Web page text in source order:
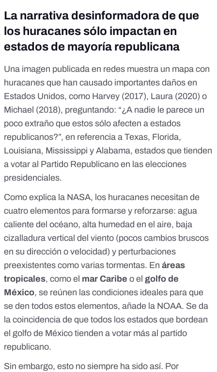
La narrativa desinformadora de que
los huracanes sólo impactan en
estados de mayoría republicana
Una imagen publicada en redes muestra un mapa con
huracanes que han causado importantes daños en
Estados Unidos, como Harvey (2017), Laura (2020) o
Michael (2018), preguntando: “¿A nadie le parece un
poco extraño que estos sólo afecten a estados
republicanos?”, en referencia a Texas, Florida,
Louisiana, Mississippi y Alabama, estados que tienden
a votar al Partido Republicano en las elecciones
presidenciales.
Como explica la NASA, los huracanes necesitan de
cuatro elementos para formarse y reforzarse: agua
caliente del océano, alta humedad en el aire, baja
cizalladura vertical del viento (pocos cambios bruscos
en su dirección o velocidad) y perturbaciones
preexistentes como varias tormentas. En áreas
tropicales, como el mar Caribe o el golfo de
México, se reúnen las condiciones ideales para que
se den todos estos elementos, añade la NOAA. Se da
la coincidencia de que todos los estados que bordean
el golfo de México tienden a votar más al partido
republicano.
Sin embargo, esto no siempre ha sido así. Por